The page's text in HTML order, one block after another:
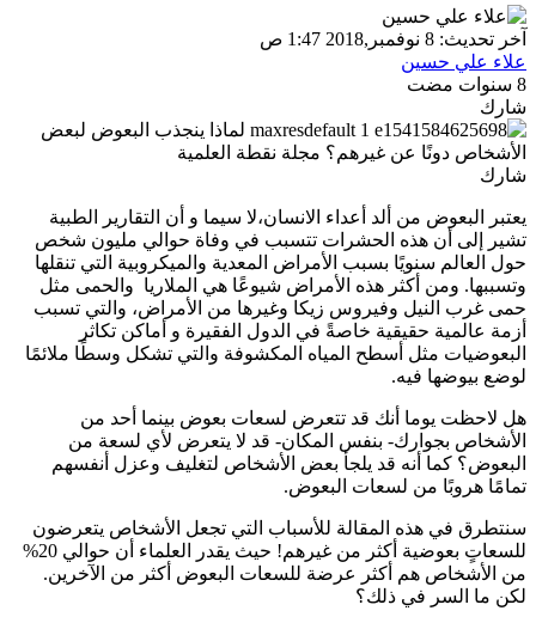
آخر تحديث: 8 نوفمبر,2018 1:47 ص
علاء علي حسين
8 سنوات مضت
شارك
شارك
يعتبر البعوض من ألد أعداء الانسان،لا سيما و أن التقارير الطبية
تشير إلى أن هذه الحشرات تتسبب في وفاة حوالي مليون شخص
حول العالم سنويًا بسبب الأمراض المعدية والميكروبية التي تنقلها
وتسببها. ومن أكثر هذه الأمراض شيوعًا هي الملاريا والحمى مثل
حمى غرب النيل وفيروس زيكا وغيرها من الأمراض، والتي تسبب
أزمة عالمية حقيقية خاصةً في الدول الفقيرة و أماكن تكاثر
البعوضيات مثل أسطح المياه المكشوفة والتي تشكل وسطًا ملائمًا
لوضع بيوضها فيه.
هل لاحظت يوما أنك قد تتعرض لسعات بعوض بينما أحد من
الأشخاص بجوارك- بنفس المكان- قد لا يتعرض لأي لسعة من
البعوض؟ كما أنه قد يلجأ بعض الأشخاص لتغليف وعزل أنفسهم
تمامًا هروبًا من لسعات البعوض.
سنتطرق في هذه المقالة للأسباب التي تجعل الأشخاص يتعرضون
للسعاتٍ بعوضية أكثر من غيرهم! حيث يقدر العلماء أن حوالي 20%
من الأشخاص هم أكثر عرضة للسعات البعوض أكثر من الآخرين.
لكن ما السر في ذلك؟